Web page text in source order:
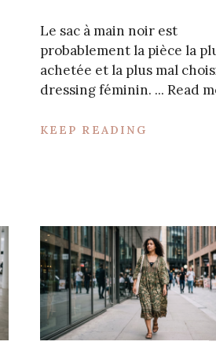
Le sac à main noir est
probablement la pièce la
achetée et la plus mal
dressing féminin. ... Read
KEEP READING